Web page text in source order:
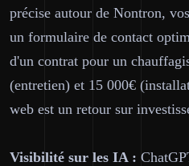
précise autour de Nontron,
un formulaire de contact
d'un contrat pour un
(entretien) et 15 000€
web est un retour sur
Visibilité sur les IA :